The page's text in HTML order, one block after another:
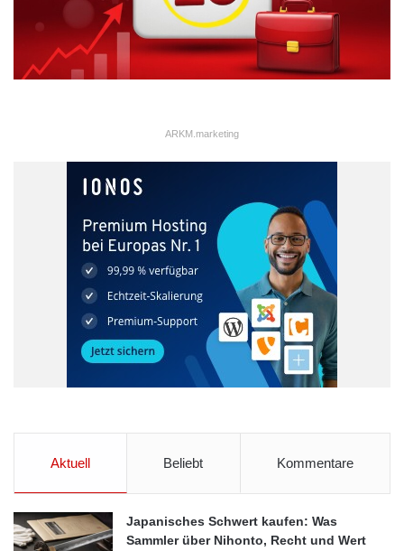
ARKM.marketing
Aktuell Beliebt Kommentare
Japanisches Schwert kaufen: Was
Sammler über Nihonto, Recht und Wert